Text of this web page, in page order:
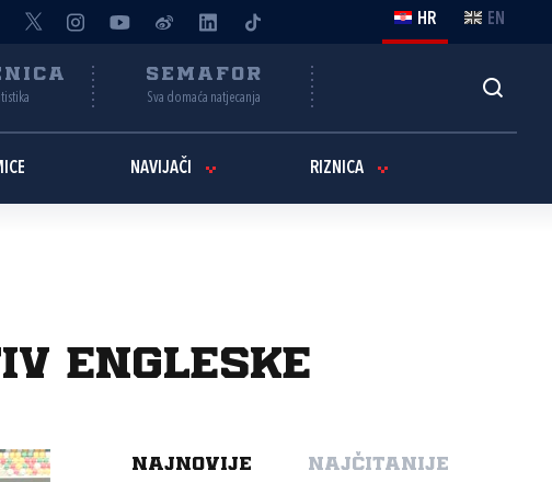
HR EN
SEMAFOR
Sva domaća natjecanja
NAVIJAČI RIZNICA
Engleske
NAJNOVIJE NAJČITANIJE